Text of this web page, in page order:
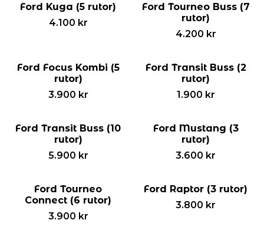
Ford Kuga (5 rutor)
4.100 kr
Ford Tourneo Buss (7
rutor)
4.200 kr
Ford Focus Kombi (5
rutor)
3.900 kr
Ford Transit Buss (2
rutor)
1.900 kr
Ford Transit Buss (10
rutor)
5.900 kr
Ford Mustang (3
rutor)
3.600 kr
Ford Tourneo
Connect (6 rutor)
3.900 kr
Ford Raptor (3 rutor)
3.800 kr